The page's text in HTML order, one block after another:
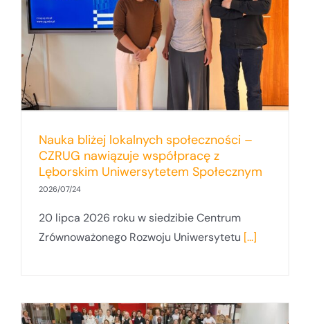
Nauka bliżej lokalnych społeczności –
CZRUG nawiązuje współpracę z
Lęborskim Uniwersytetem Społecznym
2026/07/24
20 lipca 2026 roku w siedzibie Centrum
Zrównoważonego Rozwoju Uniwersytetu [...]